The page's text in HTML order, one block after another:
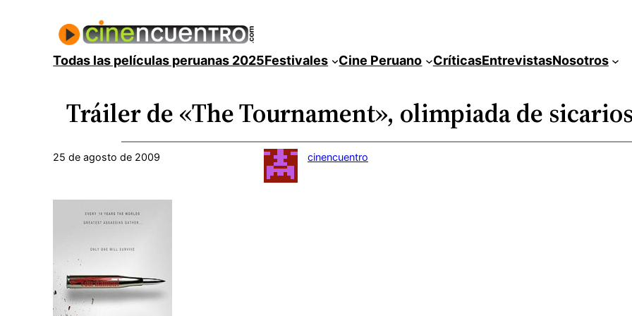
contenidoTodas las películas peruanas 2025Festivales Cine Peruano CríticasEntrevistasNosotros
Tráiler de «The Tournament», olimpiada de sicarios
25 de agosto de 2009 cinencuentro